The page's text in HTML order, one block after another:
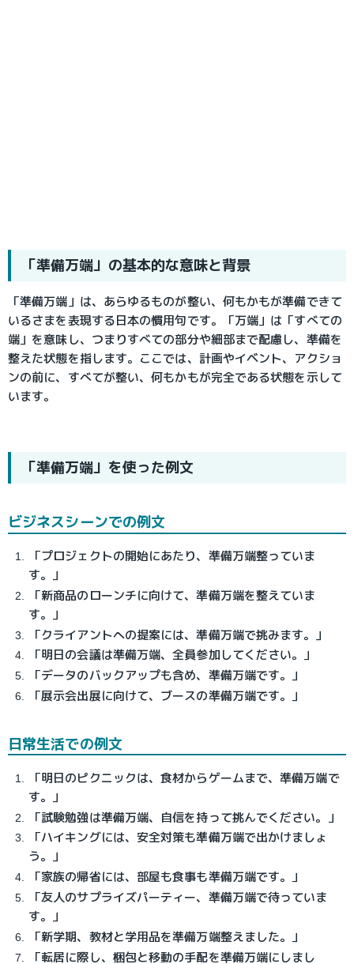
「準備万端」の基本的な意味と背景
「準備万端」は、あらゆるものが整い、何もかもが準備できて
いるさまを表現する日本の慣用句です。「万端」は「すべての
端」を意味し、つまりすべての部分や細部まで配慮し、準備を
整えた状態を指します。ここでは、計画やイベント、アクショ
ンの前に、すべてが整い、何もかもが完全である状態を示して
います。
「準備万端」を使った例文
ビジネスシーンでの例文
「プロジェクトの開始にあたり、準備万端整っていま
す。」
「新商品のローンチに向けて、準備万端を整えていま
す。」
「クライアントへの提案には、準備万端で挑みます。」
「明日の会議は準備万端、全員参加してください。」
「データのバックアップも含め、準備万端です。」
「展示会出展に向けて、ブースの準備万端です。」
日常生活での例文
「明日のピクニックは、食材からゲームまで、準備万端で
す。」
「試験勉強は準備万端、自信を持って挑んでください。」
「ハイキングには、安全対策も準備万端で出かけましょ
う。」
「家族の帰省には、部屋も食事も準備万端です。」
「友人のサプライズパーティー、準備万端で待っていま
す。」
「新学期、教材と学用品を準備万端整えました。」
「転居に際し、梱包と移動の手配を準備万端にしまし